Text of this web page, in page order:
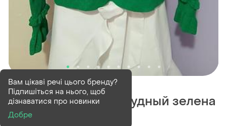
В наявності1 шт
Кофта costes изумрудный зелена
ізумруд
Вам цікаві речі цього бренду?
Підпишіться на нього, щоб
дізнаватися про новинки
Добре